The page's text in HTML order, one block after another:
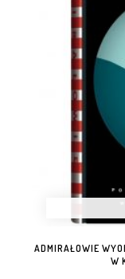
ADMIRAŁOWIE
W